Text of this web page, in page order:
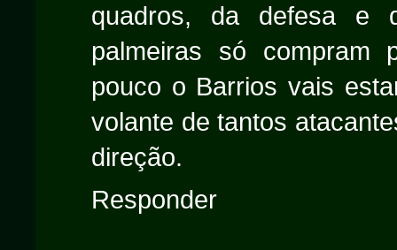
quadros, da defesa e
palmeiras só compram
pouco o Barrios vais
volante de tantos
direção.
Responder